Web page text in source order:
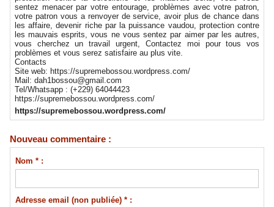
sentez menacer par votre entourage, problèmes avec votre patron,
votre patron vous a renvoyer de service, avoir plus de chance dans
les affaire, devenir riche par la puissance vaudou, protection contre
les mauvais esprits, vous ne vous sentez par aimer par les autres,
vous cherchez un travail urgent, Contactez moi pour tous vos
problèmes et vous serez satisfaire au plus vite.
Contacts
Site web: https://supremebossou.wordpress.com/
Mail: dah1bossou@gmail.com
Tel/Whatsapp : (+229) 64044423
https://supremebossou.wordpress.com/
https://supremebossou.wordpress.com/
Nouveau commentaire :
Nom * :
Adresse email (non publiée) * :